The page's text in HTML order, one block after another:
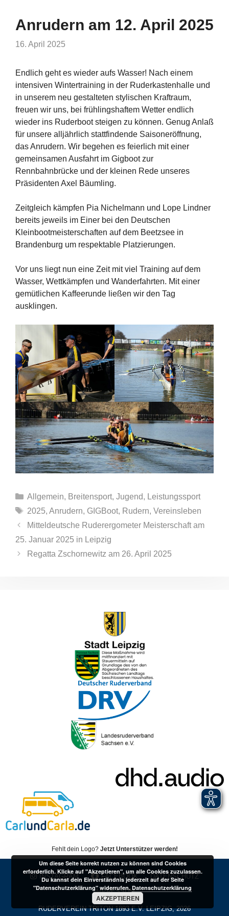
Anrudern am 12. April 2025
16. April 2025
Endlich geht es wieder aufs Wasser! Nach einem
intensiven Wintertraining in der Ruderkastenhalle und
in unserem neu gestalteten stylischen Kraftraum,
freuen wir uns, bei frühlingshaftem Wetter endlich
wieder ins Ruderboot steigen zu können. Genug Anlaß
für unsere alljährlich stattfindende Saisoneröffnung,
das Anrudern. Wir begehen es feierlich mit einer
gemeinsamen Ausfahrt im Gigboot zur
Rennbahnbrücke und der kleinen Rede unseres
Präsidenten Axel Bäumling.
Zeitgleich kämpfen Pia Nichelmann und Lope Lindner
bereits jeweils im Einer bei den Deutschen
Kleinbootmeisterschaften auf dem Beetzsee in
Brandenburg um respektable Platzierungen.
Vor uns liegt nun eine Zeit mit viel Training auf dem
Wasser, Wettkämpfen und Wanderfahrten. Mit einer
gemütlichen Kaffeerunde ließen wir den Tag
ausklingen.
Kategorien
Allgemein, Breitensport, Jugend, Leistungssport
Schlagwörter
2025, Anrudern, GIGBoot, Rudern, Vereinsleben
Mitteldeutsche Ruderergometer Meisterschaft am
25. Januar 2025 in Leipzig
Regatta Zschornewitz am 26. April 2025
Fehlt dein Logo? Jetzt Unterstützer werden!
INSTAGRAM FACEBOOK
DATENSCHUTZ
IMPRESSUM
RUDERVEREIN TRITON 1893 E.V. LEIPZIG, 2026
Um diese Seite korrekt nutzen zu können sind Cookies
erforderlich. Klicke auf "Akzeptieren", um alle Cookies zuzulassen.
Du kannst dein Einverständnis jederzeit auf der Seite
"Datenschutzerklärung" widerrufen.Datenschutzerklärung
AKZEPTIEREN